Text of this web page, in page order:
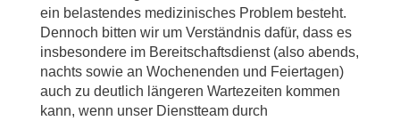
ein belastendes medizinisches Problem besteht.
Dennoch bitten wir um Verständnis dafür, dass es
insbesondere im Bereitschaftsdienst (also abends,
nachts sowie an Wochenenden und Feiertagen)
auch zu deutlich längeren Wartezeiten kommen
kann, wenn unser Dienstteam durch